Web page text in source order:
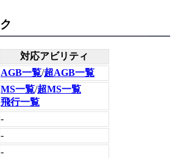
対応アビリティ
AGB一覧/超AGB一覧
MS一覧/超MS一覧
飛行一覧
-
-
-